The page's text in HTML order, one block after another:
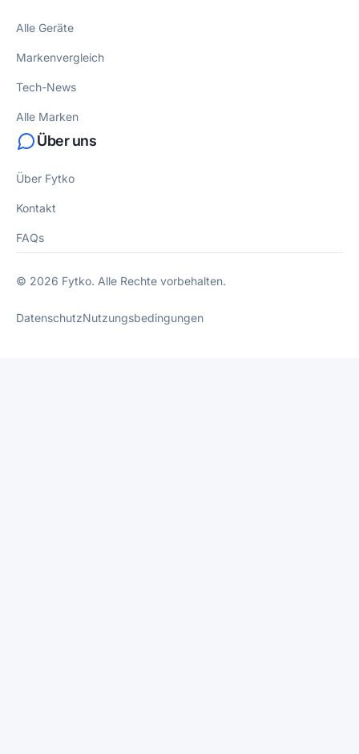
Alle Geräte
Markenvergleich
Tech-News
Alle Marken
Über uns
Über Fytko
Kontakt
FAQs
© 2026 Fytko. Alle Rechte vorbehalten.
DatenschutzNutzungsbedingungen